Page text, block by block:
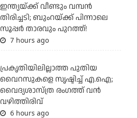
ഇന്ത്യയ്ക്ക് വീണ്ടും വമ്പന്‍
തിരിച്ചടി; ബുംറയ്ക്ക് പിന്നാലെ
സൂപ്പര്‍ താരവും പുറത്ത്!
7 hours ago
പ്രകൃതിയിലില്ലാത്ത പുതിയ
വൈറസുകളെ സൃഷ്ടിച്ച് എ.ഐ;
വൈദ്യശാസ്ത്ര രംഗത്ത് വന്‍
വഴിത്തിരിവ്
6 hours ago